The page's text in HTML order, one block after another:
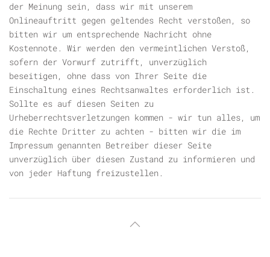
der Meinung sein, dass wir mit unserem
Onlineauftritt gegen geltendes Recht verstoßen, so
bitten wir um entsprechende Nachricht ohne
Kostennote. Wir werden den vermeintlichen Verstoß,
sofern der Vorwurf zutrifft, unverzüglich
beseitigen, ohne dass von Ihrer Seite die
Einschaltung eines Rechtsanwaltes erforderlich ist.
Sollte es auf diesen Seiten zu
Urheberrechtsverletzungen kommen - wir tun alles, um
die Rechte Dritter zu achten - bitten wir die im
Impressum genannten Betreiber dieser Seite
unverzüglich über diesen Zustand zu informieren und
von jeder Haftung freizustellen.